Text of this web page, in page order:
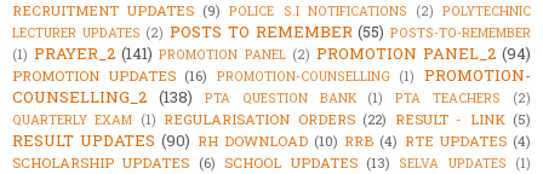
RECRUITMENT UPDATES (9) POLICE S.I NOTIFICATIONS (2) POLYTECHNIC
LECTURER UPDATES (2) POSTS TO REMEMBER (55) POSTS-TO-REMEMBER
(1) PRAYER_2 (141) PROMOTION PANEL (2) PROMOTION PANEL_2 (94)
PROMOTION UPDATES (16) PROMOTION-COUNSELLING (1)
PROMOTION-
COUNSELLING_2 (138) PTA QUESTION BANK (1) PTA TEACHERS
(2)
QUARTERLY EXAM (1) REGULARISATION ORDERS (22) RESULT - LINK (5)
RESULT UPDATES (90) RH DOWNLOAD (10) RRB (4) RTE UPDATES (4)
SCHOLARSHIP UPDATES (6) SCHOOL UPDATES (13) SELVA UPDATES
(1)